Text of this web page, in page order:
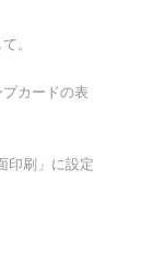
。
カードの表
印刷」に設定